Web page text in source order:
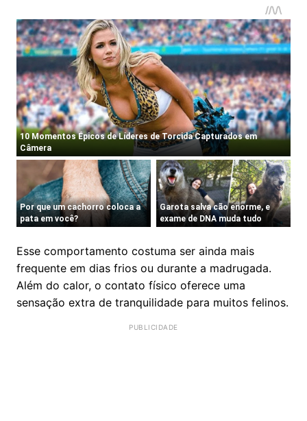
Esse comportamento costuma ser ainda mais
frequente em dias frios ou durante a madrugada.
Além do calor, o contato físico oferece uma
sensação extra de tranquilidade para muitos felinos.